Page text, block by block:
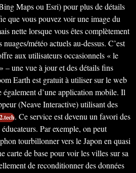
Maps ou Esri) pour plus de détails
que vous pouvez voir une image du
nette lorsque vous êtes complètement
météo actuels au-dessus. C’est
aux utilisateurs occasionnels « le
– une vue à jour et des détails fins
Earth est gratuit à utiliser sur le web
également d’une application mobile. Il
(Neave Interactive) utilisant des
. Ce service est devenu un favori des
Par exemple, on peut
tourbillonner vers le Japon en quasi
carte de base pour voir les villes sur sa
de reconditionner des données